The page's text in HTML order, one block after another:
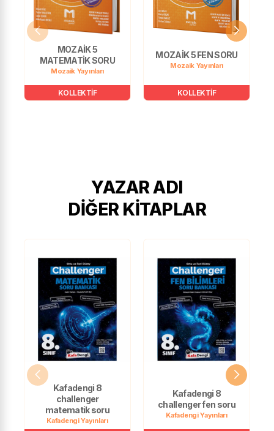
MOZAİK 5
MATEMATİK SORU
Mozaik Yayınları
KOLLEKTİF
MOZAİK 5 FEN SORU
Mozaik Yayınları
KOLLEKTİF
YAZAR ADI
DIĞER KITAPLAR
Kafadengi 8
challenger
matematik soru
Kafadengi Yayınları
Kafadengi 8
challenger fen soru
Kafadengi Yayınları